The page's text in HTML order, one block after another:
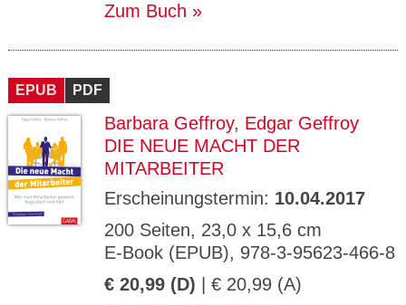
Zum Buch
EPUB PDF
Barbara Geffroy, Edgar Geffroy
DIE NEUE MACHT DER
MITARBEITER
Erscheinungstermin: 10.04.2017
200 Seiten, 23,0 x 15,6 cm
E-Book (EPUB), 978-3-95623-466-8
€ 20,99 (D) | € 20,99 (A)